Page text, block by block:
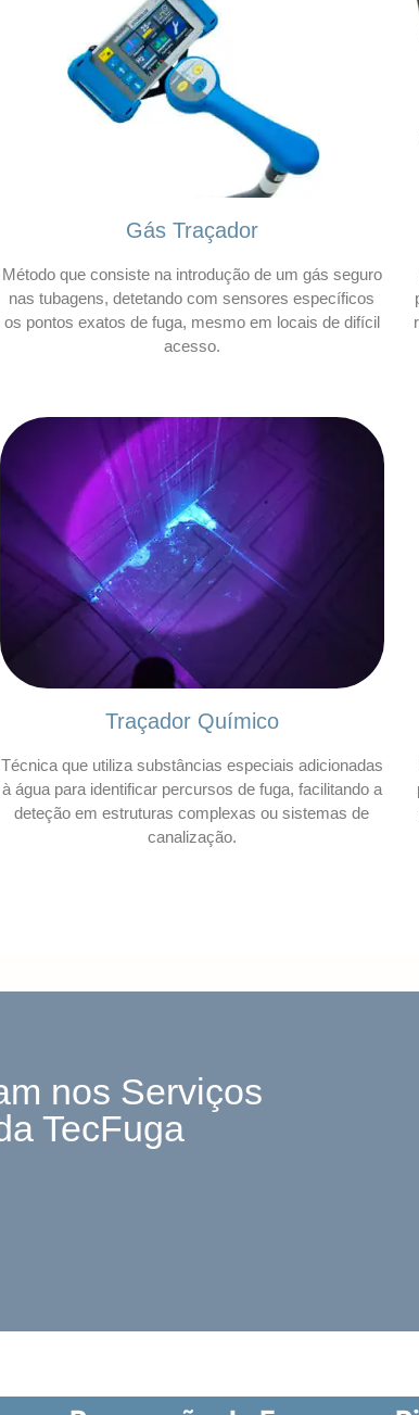
Gás Traçador
Método que consiste na introdução de um gás seguro
nas tubagens, detetando com sensores específicos
os pontos exatos de fuga, mesmo em locais de difícil
acesso.
Traçador Químico
Técnica que utiliza substâncias especiais adicionadas
à água para identificar percursos de fuga, facilitando a
deteção em estruturas complexas ou sistemas de
canalização.
nos Serviços
TecFuga